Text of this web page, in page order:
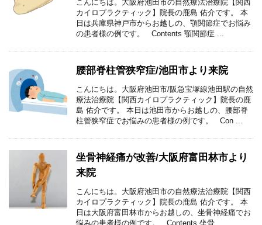
こんにちは。大阪府池田市の自然療法治療院【関西
カイロプラクティック】院長の鹿島 佑介です。 本
日は兵庫県神戸市からお越しの、顎関節症でお悩み
の患者様の例です。 Contents 顎関節症 ...
腰部脊柱管狭窄症/池田市より来院
こんにちは。大阪府池田市/阪急宝塚線池田駅の自然
療法治療院【関西カイロプラクティック】院長の鹿
島 佑介です。 本日は池田市からお越しの、腰部脊
柱管狭窄症でお悩みの患者様の例です。 Con ...
坐骨神経痛が改善/大阪府富田林市より
来院
こんにちは。大阪府池田市の自然療法治療院【関西
カイロプラクティック】院長の鹿島 佑介です。 本
日は大阪府富田林市からお越しの、坐骨神経痛でお
悩みの患者様の例です。 Contents 坐骨 ...